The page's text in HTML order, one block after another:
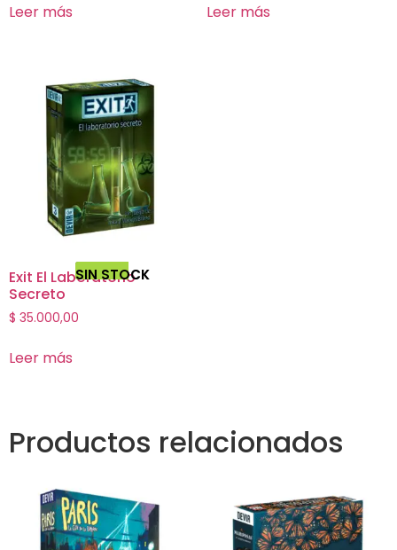
Leer más Leer más
SIN STOCK
Exit El Laboratorio
Secreto
$ 35.000,00
Leer más
Productos relacionados